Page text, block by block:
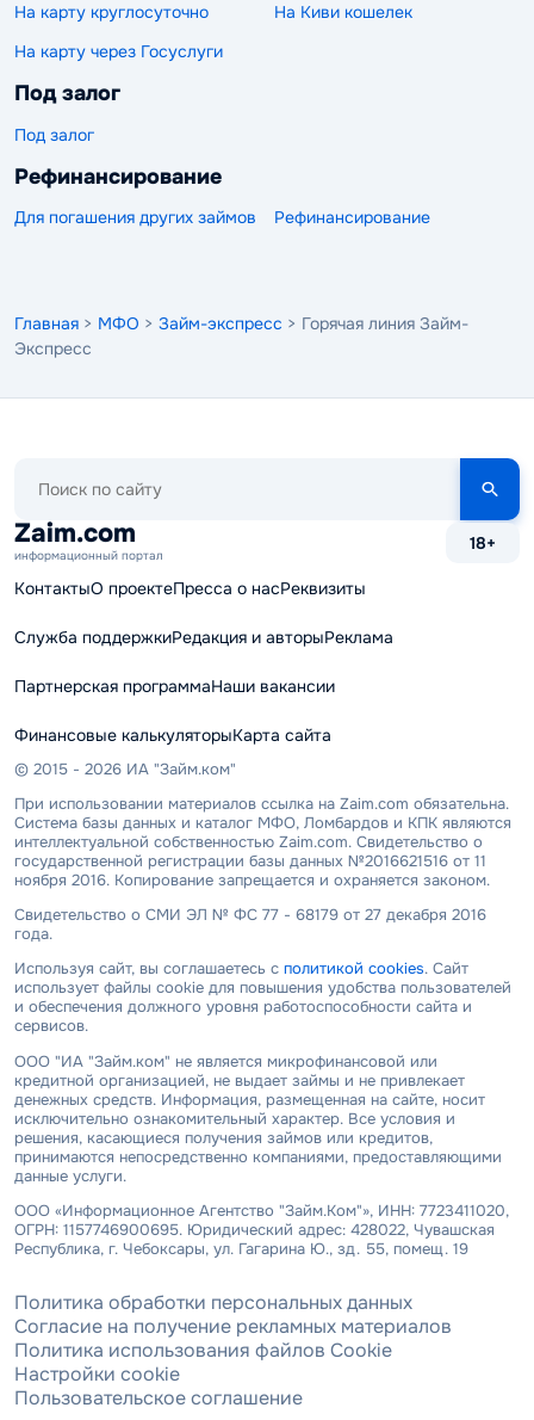
На карту круглосуточно
На Киви кошелек
На карту через Госуслуги
Под залог
Под залог
Рефинансирование
Для погашения других займов Рефинансирование
Главная > МФО > Займ-экспресс > Горячая линия Займ-
Экспресс
сайту
Zaim.com
информационный портал
18+
КонтактыО проектеПресса о насРеквизиты
Служба поддержкиРедакция и авторыРеклама
Партнерская программаНаши вакансии
Финансовые калькуляторыКарта сайта
© 2015 - 2026 ИА "Займ.ком"
При использовании материалов ссылка на Zaim.com обязательна.
Система базы данных и каталог МФО, Ломбардов и КПК являются
интеллектуальной собственностью Zaim.com. Свидетельство о
государственной регистрации базы данных №2016621516 от 11
ноября 2016. Копирование запрещается и охраняется законом.
Свидетельство о СМИ ЭЛ № ФС 77 - 68179 от 27 декабря 2016
года.
Используя сайт, вы соглашаетесь с политикой cookies. Сайт
использует файлы cookie для повышения удобства пользователей
и обеспечения должного уровня работоспособности сайта и
сервисов.
ООО "ИА "Займ.ком" не является микрофинансовой или
кредитной организацией, не выдает займы и не привлекает
денежных средств. Информация, размещенная на сайте, носит
исключительно ознакомительный характер. Все условия и
решения, касающиеся получения займов или кредитов,
принимаются непосредственно компаниями, предоставляющими
данные услуги.
ООО «Информационное Агентство "Займ.Ком"», ИНН: 7723411020,
ОГРН: 1157746900695. Юридический адрес: 428022, Чувашская
Республика, г. Чебоксары, ул. Гагарина Ю., зд. 55, помещ. 19
Политика обработки персональных данных
Согласие на получение рекламных материалов
Политика использования файлов Cookie
Настройки cookie
Пользовательское соглашение